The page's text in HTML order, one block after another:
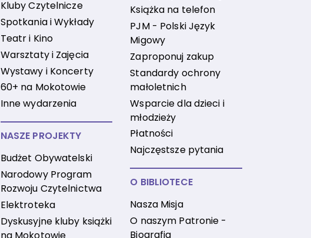
Kluby Czytelnicze
Spotkania i Wykłady
Teatr i Kino
Warsztaty i Zajęcia
Wystawy i Koncerty
60+ na Mokotowie
Inne wydarzenia
NASZE PROJEKTY
Budżet Obywatelski
Narodowy Program
Rozwoju Czytelnictwa
Elektroteka
Dyskusyjne kluby książki
na Mokotowie
Książka na telefon
PJM - Polski Język
Migowy
Zaproponuj zakup
Standardy ochrony
małoletnich
Wsparcie dla dzieci i
młodzieży
Płatności
Najczęstsze pytania
O BIBLIOTECE
Nasza Misja
O naszym Patronie -
Biografia